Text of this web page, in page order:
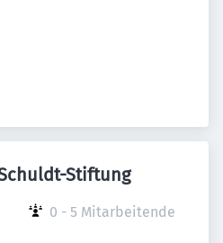
Stiftung
0 - 5 Mitarbeitende